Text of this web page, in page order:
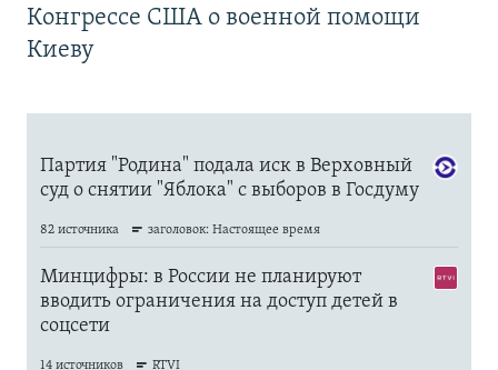
Конгрессе США о военной помощи
Киеву